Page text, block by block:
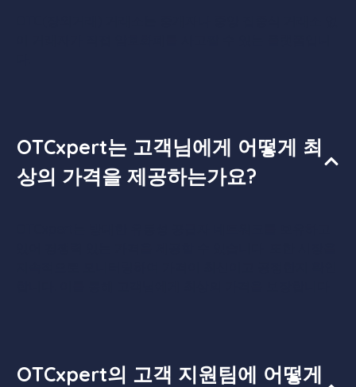
OTCxpert는 고객님에게 어떻게 최
상의 가격을 제공하는가요?
OTCxpert의 고객 지원팀에 어떻게